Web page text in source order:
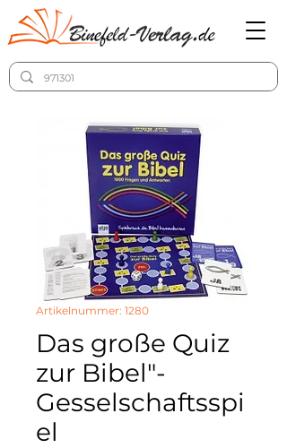
Artikelnummer: 1280
Das große Quiz
zur Bibel"-
Gesselschaftsspi
el